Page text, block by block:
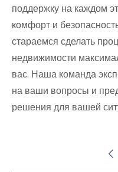
поддержку на каждом
комфорт и
стараемся сделать
недвижимости
вас. Наша команда
на ваши вопросы и
решения для вашей